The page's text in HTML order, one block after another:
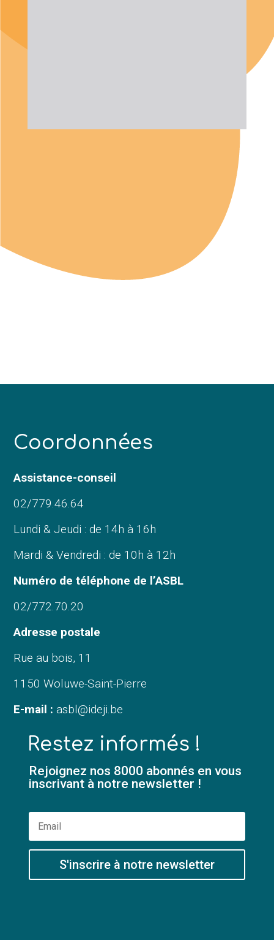
Coordonnées
Assistance-conseil
02/779.46.64
Lundi & Jeudi : de 14h à 16h
Mardi & Vendredi : de 10h à 12h
Numéro de téléphone de l’ASBL
02/772.70.20
Adresse postale
Rue au bois, 11
1150 Woluwe-Saint-Pierre
E-mail : asbl@ideji.be
Restez informés !
Rejoignez nos 8000 abonnés en vous
inscrivant à notre newsletter !
S'inscrire à notre newsletter